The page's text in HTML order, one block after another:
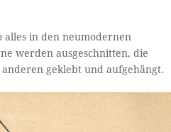
alles in den neumodernen
werden ausgeschnitten, die
geklebt und aufgehängt.